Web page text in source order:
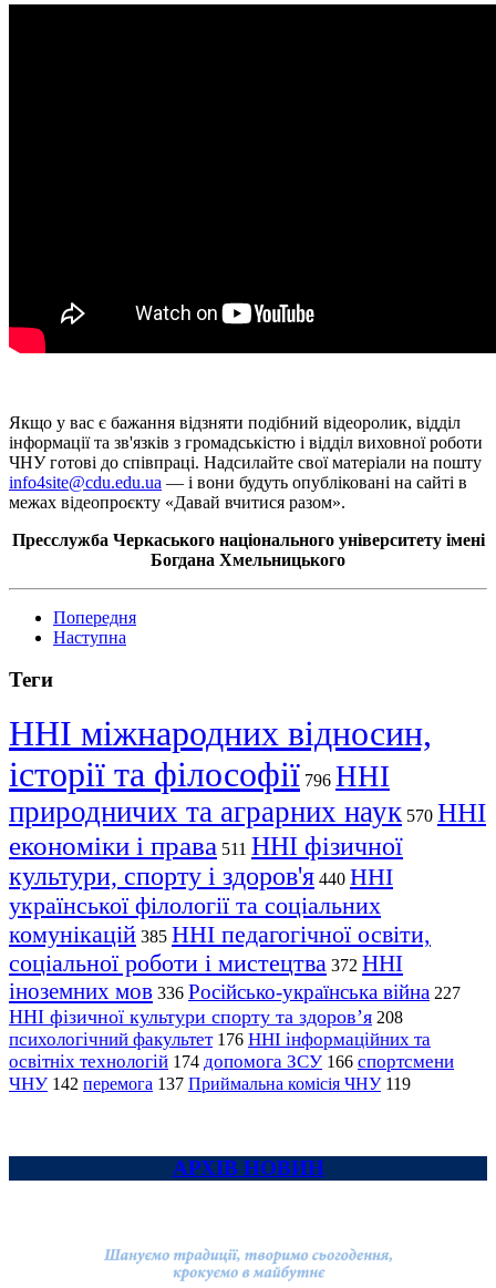
Якщо у вас є бажання відзняти подібний відеоролик, відділ
інформації та зв'язків з громадськістю і відділ виховної роботи
ЧНУ готові до співпраці. Надсилайте свої матеріали на пошту
info4site@cdu.edu.ua — і вони будуть опубліковані на сайті в
межах відеопроєкту «Давай вчитися разом».
Пресслужба Черкаського національного університету імені
Богдана Хмельницького
Попередня
Наступна
Теги
ННІ міжнародних відносин,
історії та філософії 796 ННІ
природничих та аграрних наук 570 ННІ
економіки і права 511 ННІ фізичної
культури, спорту і здоров'я 440 ННІ
української філології та соціальних
комунікацій 385 ННІ педагогічної освіти,
соціальної роботи і мистецтва 372 ННІ
іноземних мов 336 Російсько-українська війна 227
ННІ фізичної культури спорту та здоров’я 208
психологічний факультет 176 ННІ інформаційних та
освітніх технологій 174 допомога ЗСУ 166 спортсмени
ЧНУ 142 перемога 137 Приймальна комісія ЧНУ 119
АРХІВ НОВИН